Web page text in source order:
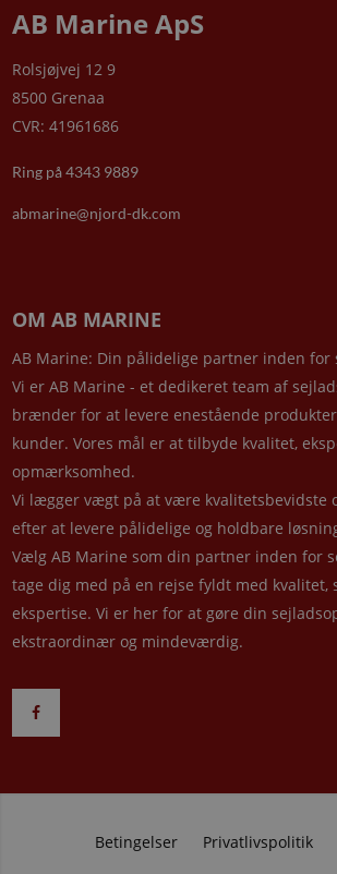
AB Marine ApS
Rolsjøjvej 12 9
8500 Grenaa
CVR: 41961686
Ring på 4343 9889
abmarine@njord-dk.com
OM AB MARINE
AB Marine: Din pålidelige partner inden for
Vi er AB Marine - et dedikeret team af
brænder for at levere enestående
kunder. Vores mål er at tilbyde kvalitet,
opmærksomhed.
Vi lægger vægt på at være kvalitetsbevidste
efter at levere pålidelige og holdbare
Vælg AB Marine som din partner inden for
tage dig med på en rejse fyldt med kvalitet,
ekspertise. Vi er her for at gøre din
ekstraordinær og mindeværdig.
Betingelser Privatlivspolitik